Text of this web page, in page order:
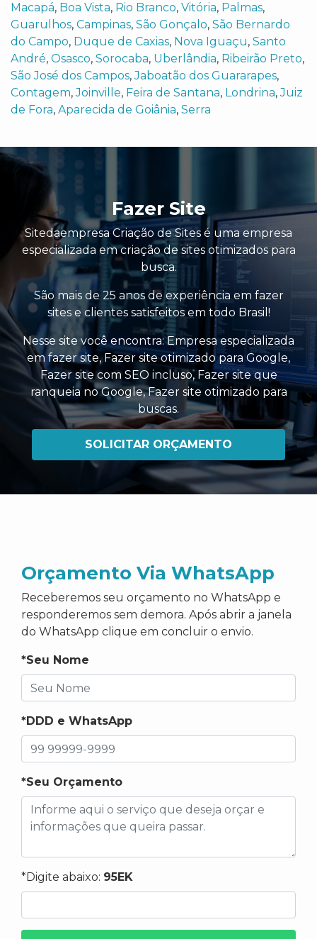
Macapá, Boa Vista, Rio Branco, Vitória, Palmas,
Guarulhos, Campinas, São Gonçalo, São Bernardo
do Campo, Duque de Caxias, Nova Iguaçu, Santo
André, Osasco, Sorocaba, Uberlândia, Ribeirão Preto,
São José dos Campos,Jaboatão dos Guararapes,
Contagem,Joinville, Feira de Santana, Londrina,Juiz
de Fora, Aparecida de Goiânia, Serra
Fazer Site
Sitedaempresa Criação de Sites é uma empresa
especializada em criação de sites otimizados para
busca.
São mais de 25 anos de experiência em fazer
sites e clientes satisfeitos em todo Brasil!
Nesse site você encontra:Empresa especializada
em fazer site,Fazer site otimizado para Google,
Fazer site com SEO incluso, Fazer site que
ranqueia no Google,Fazer site otimizado para
buscas.
SOLICITAR ORÇAMENTO
Orçamento Via WhatsApp
Receberemos seu orçamento no WhatsApp e
responderemos sem demora. Após abrir a janela
do WhatsApp clique em concluir o envio.
*Seu Nome
*DDD e WhatsApp
*Seu Orçamento
*Digite abaixo: 95EK